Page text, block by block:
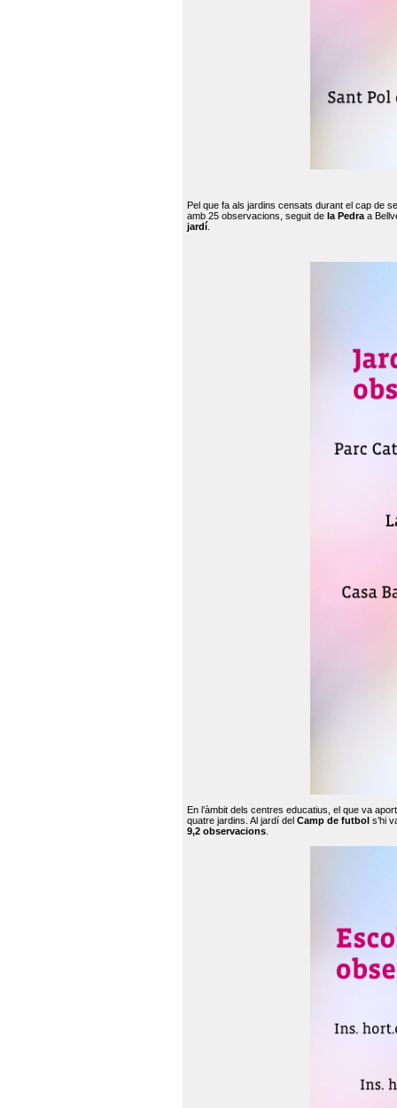
Pel que fa als jardins censats durant el cap de
amb 25 observacions, seguit de la Pedra a
jardí
En l’àmbit dels centres educatius, el que va
quatre jardins. Al jardí del Camp de futbol s’hi
9,2 observacions